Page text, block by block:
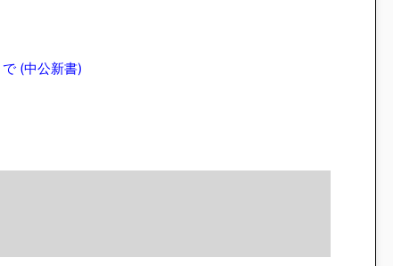
(中公新書)